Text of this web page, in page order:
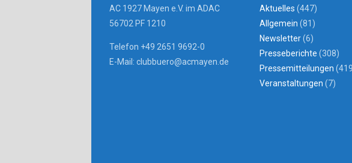
AC 1927 Mayen e.V. im ADAC
56702 PF 1210
Telefon +49 2651 9692-0
E-Mail: clubbuero@acmayen.de
Aktuelles (447)
Allgemein (81)
Newsletter(6)
Presseberichte (308)
Pressemitteilungen
Veranstaltungen (7)